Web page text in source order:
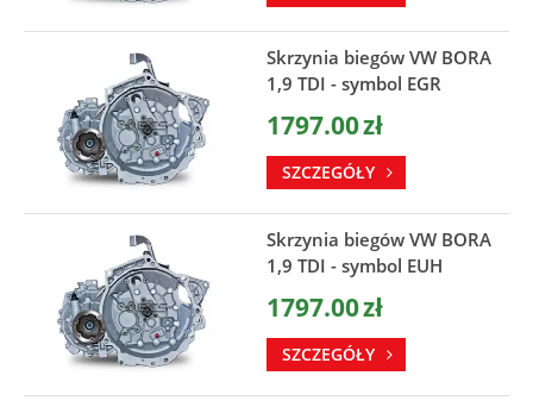
Skrzynia biegów VW BORA
1,9 TDI - symbol EGR
1797.00zł
SZCZEGÓŁY
Skrzynia biegów VW BORA
1,9 TDI - symbol EUH
1797.00zł
SZCZEGÓŁY